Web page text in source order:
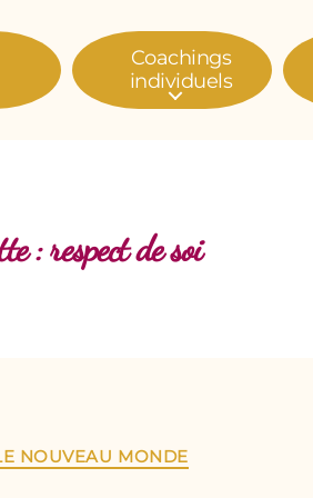
Coachings
individuels
:respect de soi
Catégories
NOUVEAU MONDE